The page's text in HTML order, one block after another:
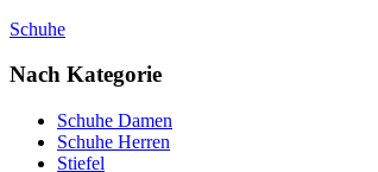
Schuhe
Nach Kategorie
Schuhe Damen
Schuhe Herren
Stiefel